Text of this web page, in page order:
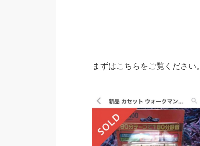
まずはこちらをご覧ください。